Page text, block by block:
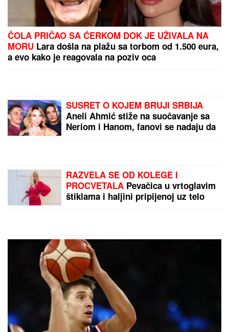
ČOLA PRIČAO SA ĆERKOM DOK JE UŽIVALA NA
MORU Lara došla na plažu sa torbom od 1.500 eura,
a evo kako je reagovala na poziv oca
SUSRET O KOJEM BRUJI SRBIJA
Aneli Ahmić stiže na suočavanje sa
Neriom i Hanom, fanovi se nadaju da
RAZVELA SE OD KOLEGE I
PROCVETALA Pevačica u vrtoglavim
štiklama i haljini pripijenoj uz telo